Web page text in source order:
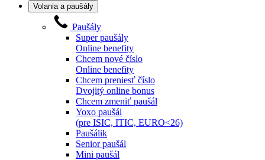
Volania a paušály
Paušály
Super paušály
Online benefity
Chcem nové číslo
Online benefity
Chcem preniesť číslo
Dvojitý online bonus
Chcem zmeniť paušál
Yoxo paušál
(pre ISIC, ITIC, EURO<26)
Paušálik
Senior paušál
Mini paušál